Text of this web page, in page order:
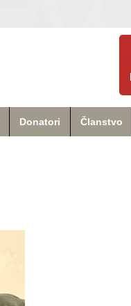
Donatori Članstvo